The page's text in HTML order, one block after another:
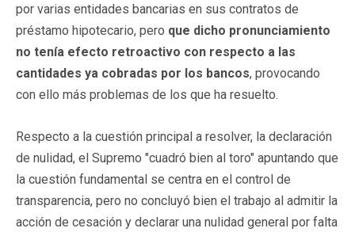
por varias entidades bancarias en sus contratos de
préstamo hipotecario, pero que dicho pronunciamiento
no tenía efecto retroactivo con respecto a las
cantidades ya cobradas por los bancos, provocando
con ello más problemas de los que ha resuelto.
Respecto a la cuestión principal a resolver, la declaración
de nulidad, el Supremo "cuadró bien al toro" apuntando que
la cuestión fundamental se centra en el control de
transparencia, pero no concluyó bien el trabajo al admitir la
acción de cesación y declarar una nulidad general por falta